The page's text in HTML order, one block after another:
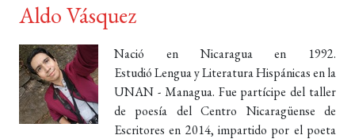
Aldo Vásquez
Nació en Nicaragua en 1992.
Estudió Lengua y Literatura Hispánicas en la
UNAN - Managua. Fue partícipe del taller
de poesía del Centro Nicaragüense de
Escritores en 2014, impartido por el poeta